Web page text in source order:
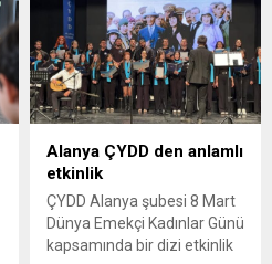
Kültür Merkezi’nde
düzenlenen prömiyerle
izleyicilerle buluşturdular.
Dakikalarca Ayakta
Alkışlandılar 750 kişilik
salonun tıklım tıklım dolduğu
gecede tek perde olan “İkizi
Birden” isimli interaktif
seyirciyle
buluşturan Cevahir ve
Hüseyin...
Alanya ÇYDD den anlamlı
etkinlik
ÇYDD Alanya şubesi 8 Mart
Dünya Emekçi Kadınlar Günü
kapsamında bir dizi etkinlik